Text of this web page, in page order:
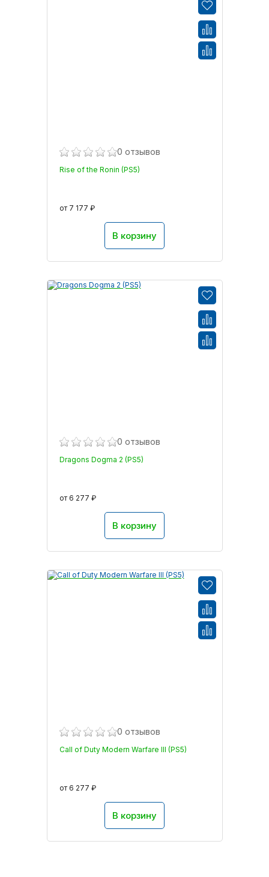
0 отзывов
Rise of the Ronin (PS5)
от 7 177 ₽
В корзину
0 отзывов
Dragons Dogma 2 (PS5)
от 6 277 ₽
В корзину
0 отзывов
Call of Duty Modern Warfare III (PS5)
от 6 277 ₽
В корзину